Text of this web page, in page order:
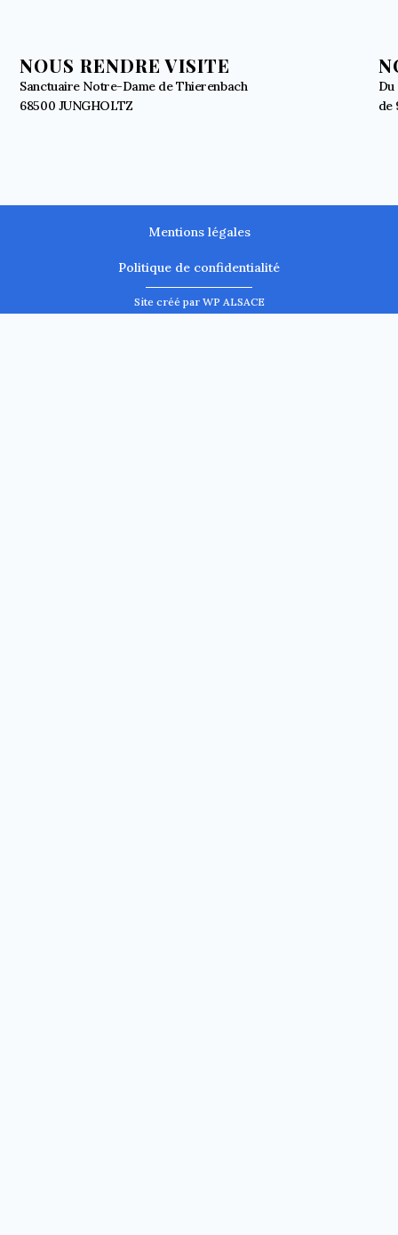
NOUS RENDRE VISITE
Sanctuaire Notre-Dame de Thierenbach
68500 JUNGHOLTZ
de
Mentions légales
Politique de confidentialité
Site créé par WP ALSACE